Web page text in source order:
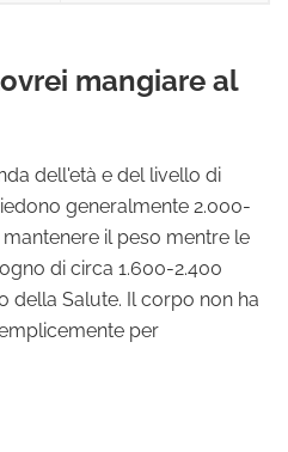
mangiare al
dell'età e del livello di
generalmente 2.000-
il peso mentre le
di circa 1.600-2.400
della Salute. Il corpo non ha
per